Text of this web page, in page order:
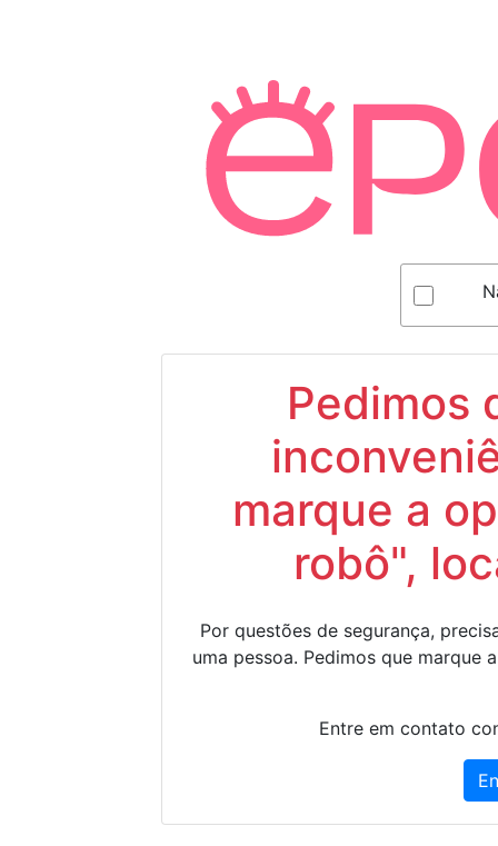
Pedimos
marque a
robô",
Por questões de segurança,
uma pessoa. Pedimos que marque
Entre em contato